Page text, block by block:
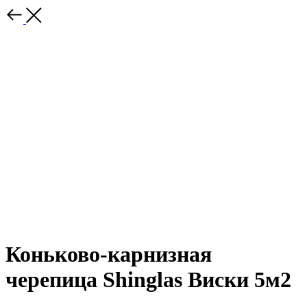
Коньково-карнизная
черепица Shinglas Виски 5м2